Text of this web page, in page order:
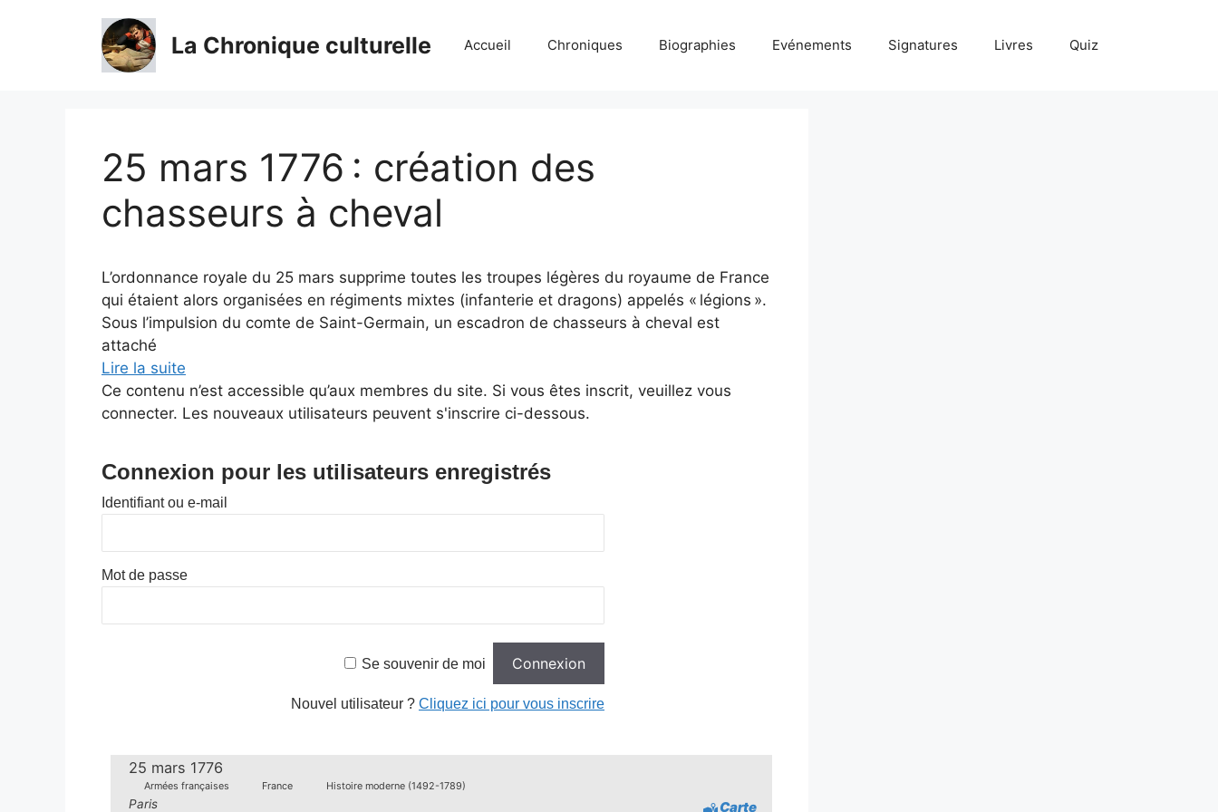
La Chronique culturelle Accueil Chroniques Biographies Evénements Signatures Livres Quiz
25 mars 1776 : création des
chasseurs à cheval
L’ordonnance royale du 25 mars supprime toutes les troupes légères du royaume de France
qui étaient alors organisées en régiments mixtes (infanterie et dragons) appelés « légions ».
Sous l’impulsion du comte de Saint-Germain, un escadron de chasseurs à cheval est
attaché
Lire la suite
Ce contenu n’est accessible qu’aux membres du site. Si vous êtes inscrit, veuillez vous
connecter. Les nouveaux utilisateurs peuvent s'inscrire ci-dessous.
Connexion pour les utilisateurs enregistrés
Identifiant ou e-mail
Mot de passe
Se souvenir de moi
Nouvel utilisateur ? Cliquez ici pour vous inscrire
25 mars 1776
Armées françaises France Histoire moderne (1492-1789)
Paris Carte